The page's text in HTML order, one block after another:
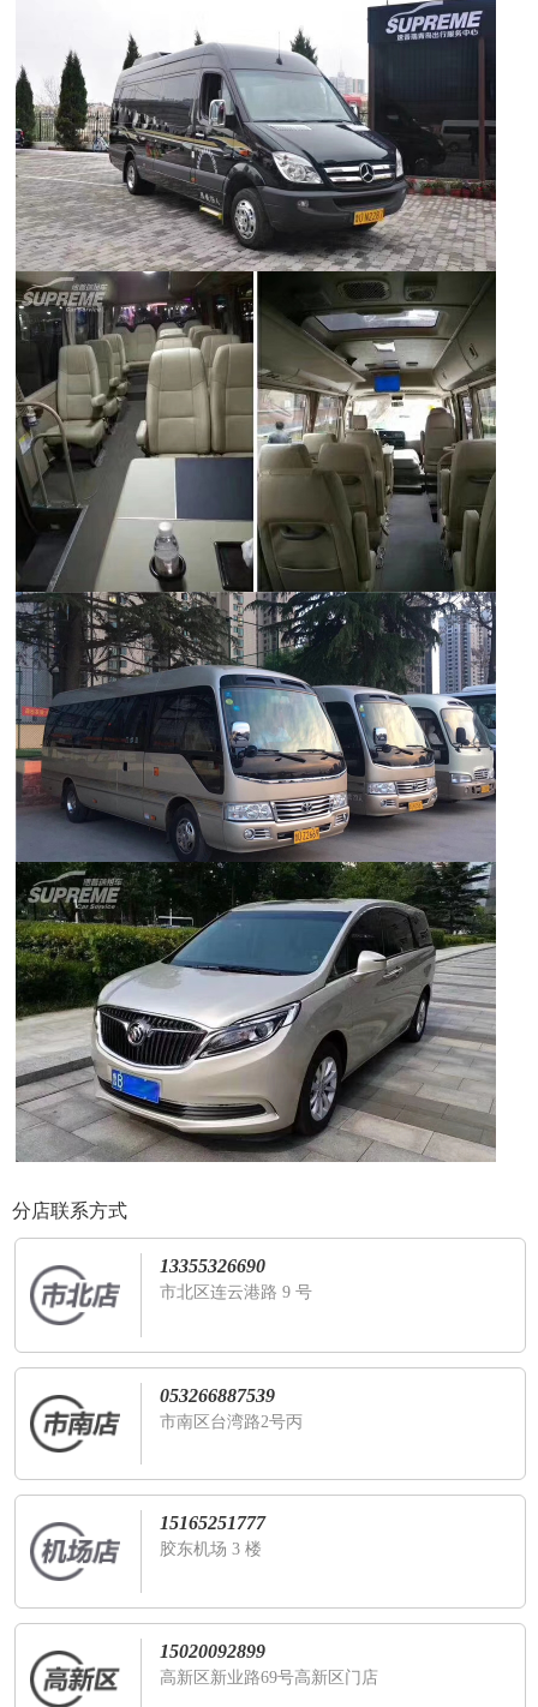
分店联系方式
13355326690
市北区连云港路 9 号
053266887539
市南区台湾路2号丙
15165251777
胶东机场 3 楼
15020092899
高新区新业路69号高新区门店